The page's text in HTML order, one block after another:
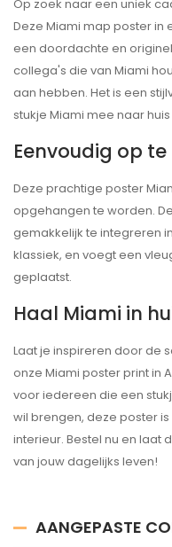
Op zoek naar een uniek
Deze Miami map poster in
een doordachte en
collega's die van Miami
aan hebben. Het is een
stukje Miami mee naar
Eenvoudig op
Deze prachtige poster
opgehangen te worden.
gemakkelijk te integreren
klassiek, en voegt een
geplaatst.
Haal Miami in
Laat je inspireren door de
onze Miami poster print in
voor iedereen die een
wil brengen, deze poster
interieur. Bestel nu en laat
van jouw dagelijks leven!
AANGEPASTE